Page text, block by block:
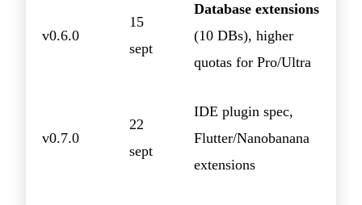
v0.6.0
15
sept
Database extensions
(10 DBs), higher
quotas for Pro/Ultra
v0.7.0
22
sept
IDE plugin spec,
Flutter/Nanobanana
extensions